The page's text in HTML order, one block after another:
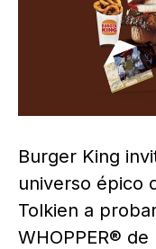
Burger King
universo épico
Tolkien a
WHOPPER®